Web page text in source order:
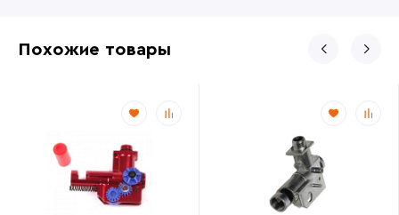
Похожие товары